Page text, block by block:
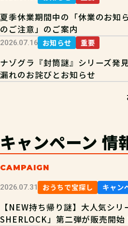
夏季休業期間中の「休業のお知
のご注意」のご案内
2026.07.16 お知らせ 重要
ナゾグラ『封筒謎』シリーズ発
漏れのお詫びとお知らせ
キャンペーン 情
CAMPAIGN
2026.07.31 おうちで宝探し キャン
【NEW持ち帰り謎】大人気シリ
SHERLOCK」第二弾が販売開始